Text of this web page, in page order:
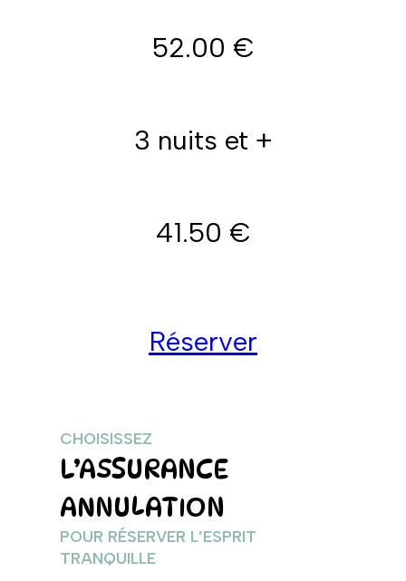
52.00 €
3 nuits et +
41.50 €
Réserver
CHOISISSEZ
L’ASSURANCE
ANNULATION
POUR RÉSERVER L’ESPRIT
TRANQUILLE